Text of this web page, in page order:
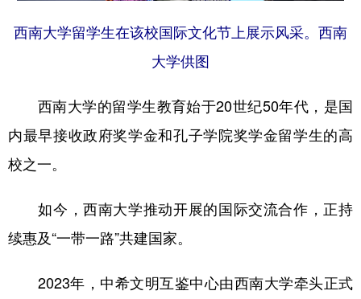
西南大学留学生在该校国际文化节上展示风采。西南
大学供图
西南大学的留学生教育始于20世纪50年代，是国
内最早接收政府奖学金和孔子学院奖学金留学生的高
校之一。
如今，西南大学推动开展的国际交流合作，正持
续惠及“一带一路”共建国家。
2023年，中希文明互鉴中心由西南大学牵头正式